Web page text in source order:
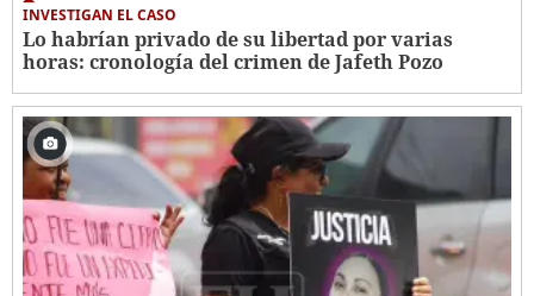
INVESTIGAN EL CASO
Lo habrían privado de su libertad por varias
horas: cronología del crimen de Jafeth Pozo